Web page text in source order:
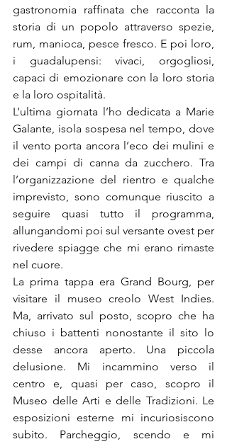
gastronomia raffinata che racconta la
storia di un popolo attraverso spezie,
rum, manioca, pesce fresco. E poi loro,
i guadalupensi: vivaci, orgogliosi,
capaci di emozionare con la loro storia
e la loro ospitalità.
L’ultima giornata l’ho dedicata a Marie
Galante, isola sospesa nel tempo, dove
il vento porta ancora l’eco dei mulini e
dei campi di canna da zucchero. Tra
l’organizzazione del rientro e qualche
imprevisto, sono comunque riuscito a
seguire quasi tutto il programma,
allungandomi poi sul versante ovest per
rivedere spiagge che mi erano rimaste
nel cuore.
La prima tappa era Grand Bourg, per
visitare il museo creolo West Indies.
Ma, arrivato sul posto, scopro che ha
chiuso i battenti nonostante il sito lo
desse ancora aperto. Una piccola
delusione. Mi incammino verso il
centro e, quasi per caso, scopro il
Museo delle Arti e delle Tradizioni. Le
esposizioni esterne mi incuriosiscono
subito. Parcheggio, scendo e mi